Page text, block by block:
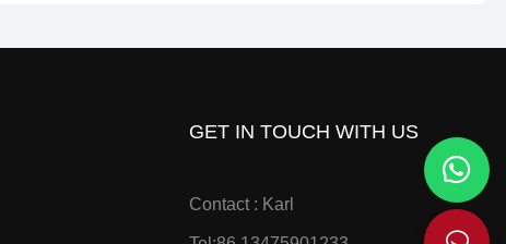
GET IN TOUCH WITH US
Contact : Karl